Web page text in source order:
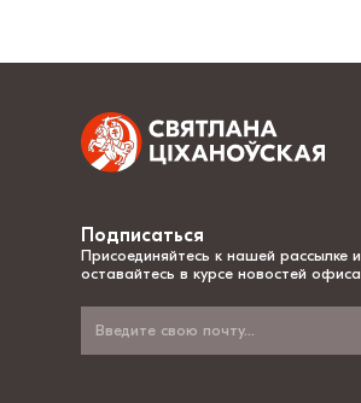
Подписаться
Присоединяйтесь к нашей рассылке и
оставайтесь в курсе новостей офиса